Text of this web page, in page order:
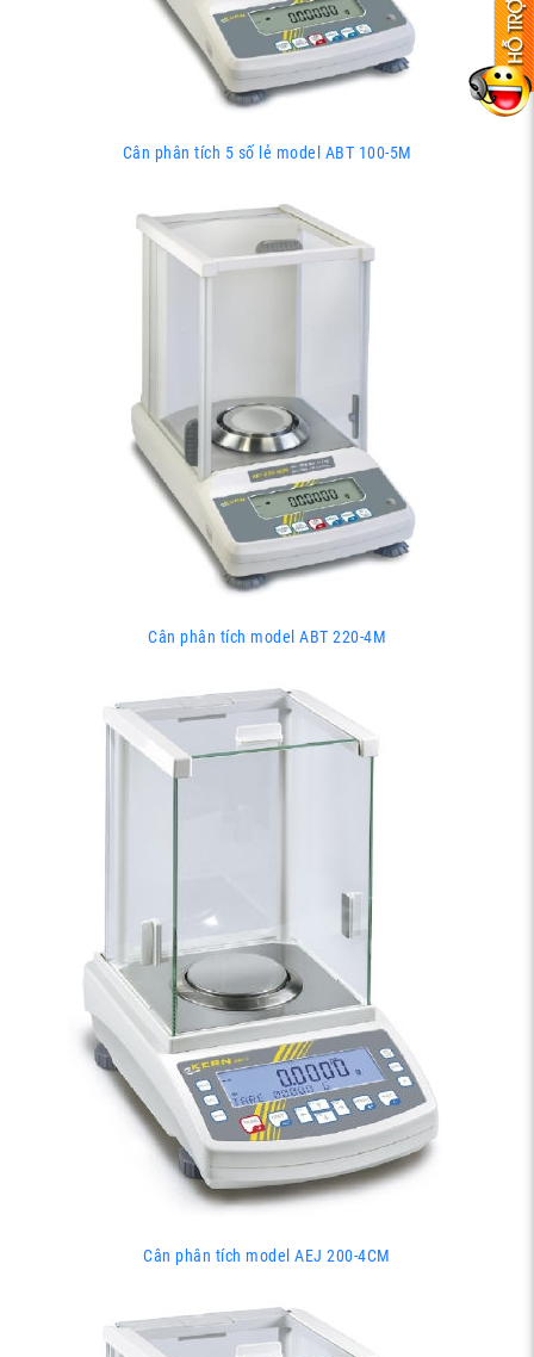
Cân phân tích 5 số lẻ model ABT 100-5M
Cân phân tích model ABT 220-4M
Cân phân tích model AEJ 200-4CM